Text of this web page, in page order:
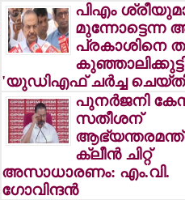
പിഎം
മുന്നോട്ടെന്ന
പ്രകാശിനെ
'യുഡിഎഫ് ചര്‍ച്ച
പുനര്‍ജനി
സതീശന്
ക്ലീന്‍ ചിറ്റ്
അസാധാരണം: എം.വി.
ഗോവിന്ദന്‍